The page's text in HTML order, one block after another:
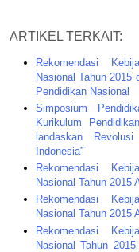
ARTIKEL TERKAIT:
Rekomendasi
Nasional Tahun 2015
Pendidikan Nasional
Simposium
Kurikulum
landaskan
Indonesia”
Rekomendasi
Nasional Tahun 2015
Rekomendasi
Nasional Tahun 2015
Rekomendasi
Nasional Tahun